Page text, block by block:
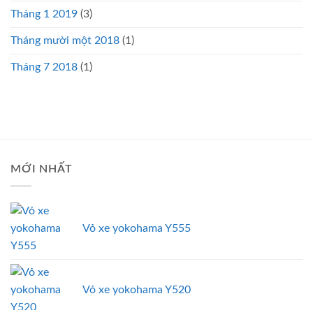
Tháng 1 2019 (3)
Tháng mười một 2018 (1)
Tháng 7 2018 (1)
MỚI NHẤT
Vỏ xe yokohama Y555
Vỏ xe yokohama Y520